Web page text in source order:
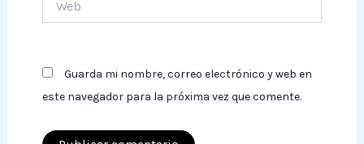
Guarda mi nombre, correo electrónico y web en
este navegador para la próxima vez que comente.